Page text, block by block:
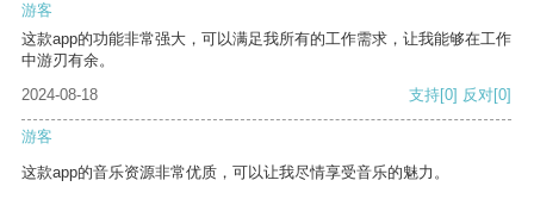
游客
这款app的功能非常强大，可以满足我所有的工作需求，让我能够在工作
中游刃有余。
2024-08-18
支持[0] 反对[0]
游客
这款app的音乐资源非常优质，可以让我尽情享受音乐的魅力。